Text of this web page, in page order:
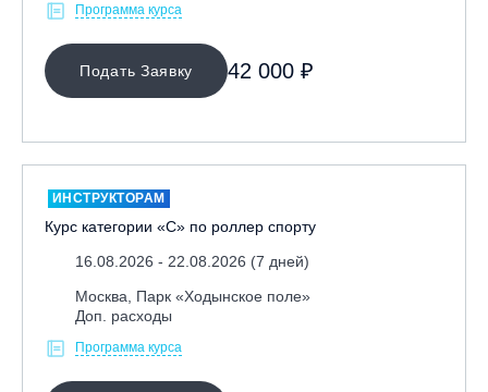
Программа курса
Подать Заявку 42 000 ₽
ИНСТРУКТОРАМ
Курс категории «С» по роллер спорту
16.08.2026 - 22.08.2026 (7 дней)
Москва, Парк «Ходынское поле»
Доп. расходы
Программа курса